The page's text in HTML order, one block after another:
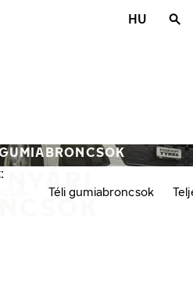
HU
Téli gumiabroncsok